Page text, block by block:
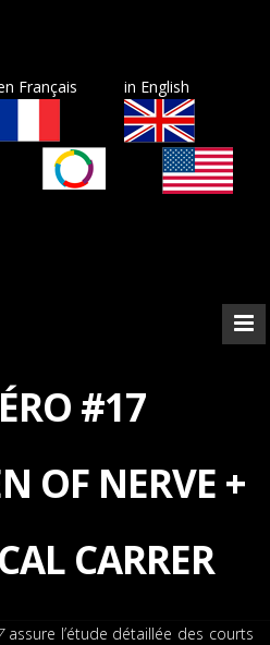
in English
Français
#17
OF NERVE +
CARRER
assure l’étude détaillée des courts